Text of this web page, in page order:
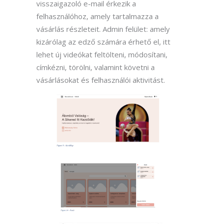
visszaigazoló e-mail érkezik a
felhasználóhoz, amely tartalmazza a
vásárlás részleteit. Admin felület: amely
kizárólag az edző számára érhető el, itt
lehet új videókat feltölteni, módosítani,
címkézni, törölni, valamint követni a
vásárlásokat és felhasználói aktivitást.